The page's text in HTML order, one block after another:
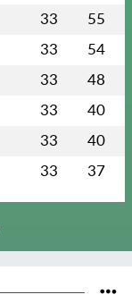
33 55
33 54
33 48
33 40
33 40
33 37